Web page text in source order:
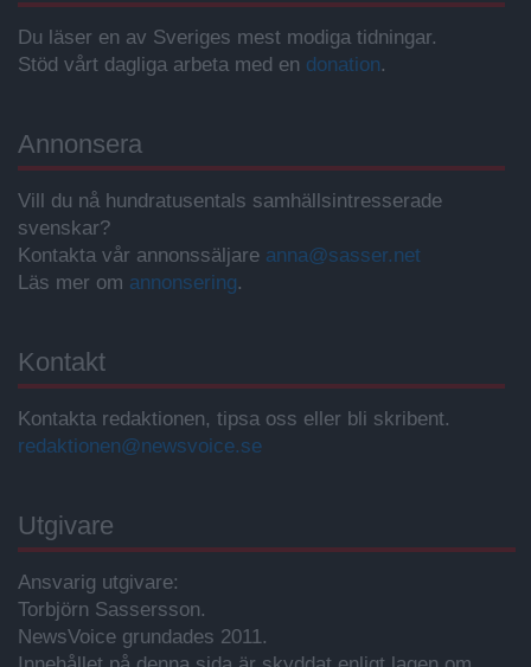
Du läser en av Sveriges mest modiga tidningar.
Stöd vårt dagliga arbeta med en donation.
Annonsera
Vill du nå hundratusentals samhällsintresserade
svenskar?
Kontakta vår annonssäljare anna@sasser.net
Läs mer om annonsering.
Kontakt
Kontakta redaktionen, tipsa oss eller bli skribent.
redaktionen@newsvoice.se
Utgivare
Ansvarig utgivare:
Torbjörn Sassersson.
NewsVoice grundades 2011.